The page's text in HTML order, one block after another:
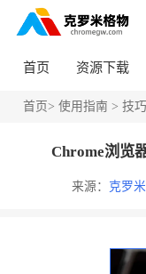
首页 资源下载
首页> 使用指南 > 技
Chrome浏览
来源： 克罗